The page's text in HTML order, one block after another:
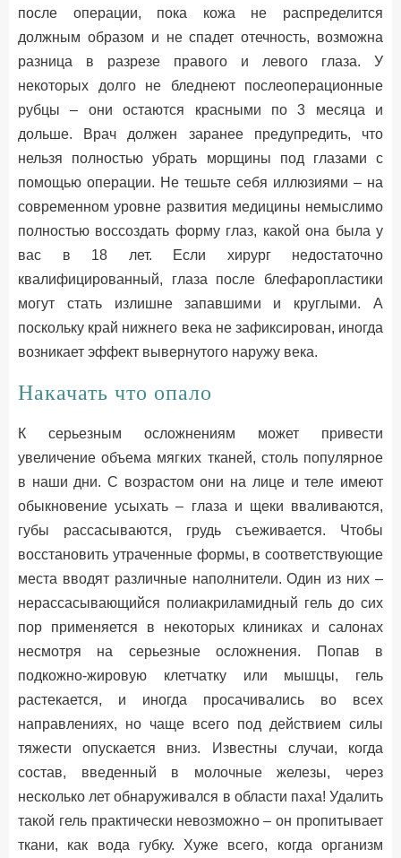
после операции, пока кожа не распределится
должным образом и не спадет отечность, возможна
разница в разрезе правого и левого глаза. У
некоторых долго не бледнеют послеоперационные
рубцы – они остаются красными по 3 месяца и
дольше. Врач должен заранее предупредить, что
нельзя полностью убрать морщины под глазами с
помощью операции. Не тешьте себя иллюзиями – на
современном уровне развития медицины немыслимо
полностью воссоздать форму глаз, какой она была у
вас в 18 лет. Если хирург недостаточно
квалифицированный, глаза после блефаропластики
могут стать излишне запавшими и круглыми. А
поскольку край нижнего века не зафиксирован, иногда
возникает эффект вывернутого наружу века.
Накачать что опало
К серьезным осложнениям может привести
увеличение объема мягких тканей, столь популярное
в наши дни. С возрастом они на лице и теле имеют
обыкновение усыхать – глаза и щеки вваливаются,
губы рассасываются, грудь съеживается. Чтобы
восстановить утраченные формы, в соответствующие
места вводят различные наполнители. Один из них –
нерассасывающийся полиакриламидный гель до сих
пор применяется в некоторых клиниках и салонах
несмотря на серьезные осложнения. Попав в
подкожно-жировую клетчатку или мышцы, гель
растекается, и иногда просачивались во всех
направлениях, но чаще всего под действием силы
тяжести опускается вниз. Известны случаи, когда
состав, введенный в молочные железы, через
несколько лет обнаруживался в области паха! Удалить
такой гель практически невозможно – он пропитывает
ткани, как вода губку. Хуже всего, когда организм